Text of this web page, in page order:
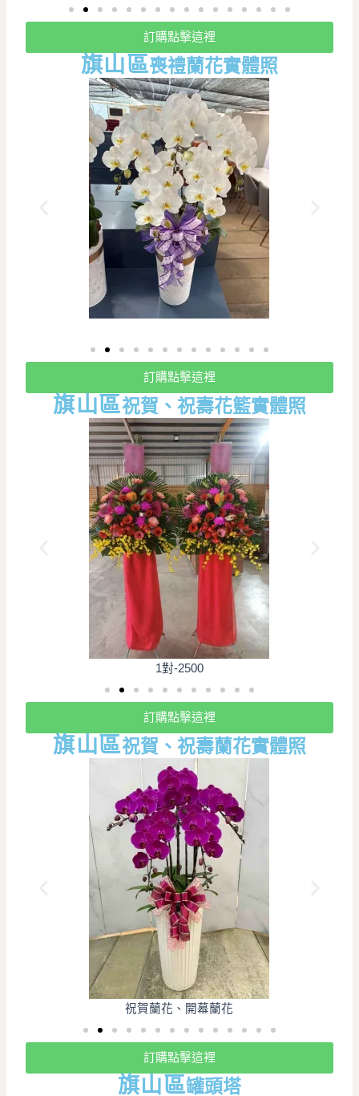
訂購點擊這裡
旗山區喪禮蘭花實體照
訂購點擊這裡
旗山區祝賀、祝壽花籃實體照
1對-2500
訂購點擊這裡
旗山區祝賀、祝壽蘭花實體照
祝賀蘭花、開幕蘭花
訂購點擊這裡
旗山區罐頭塔